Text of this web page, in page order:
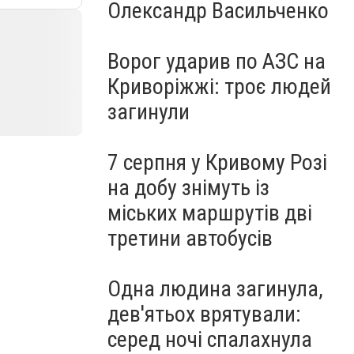
Олександр Васильченко
Ворог ударив по АЗС на
Криворіжжі: троє людей
загинули
7 серпня у Кривому Розі
на добу знімуть із
міських маршрутів дві
третини автобусів
Одна людина загинула,
дев'ятьох врятували:
серед ночі спалахнула